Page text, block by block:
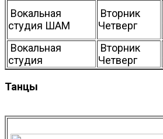
Вокальная
студия ШАМ
Вторник
Четверг
Вокальная
студия
Вторник
Четверг
Танцы